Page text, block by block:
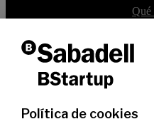
Qué
Soluciones
Hub
Política de cookies